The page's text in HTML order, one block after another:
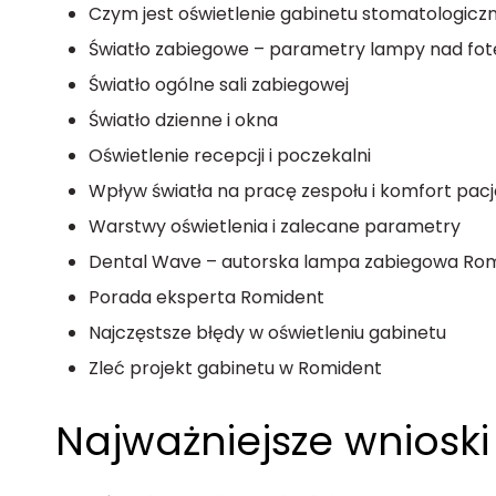
Czym jest oświetlenie gabinetu
Światło zabiegowe – parametry lampy nad
Światło ogólne sali zabiegowej
Światło dzienne i okna
Oświetlenie recepcji i poczekalni
Wpływ światła na pracę zespołu i komfort
Warstwy oświetlenia i zalecane parametry
Dental Wave – autorska lampa zabiegowa
Porada eksperta Romident
Najczęstsze błędy w oświetleniu gabinetu
Zleć projekt gabinetu w Romident
Najważniejsze wnioski